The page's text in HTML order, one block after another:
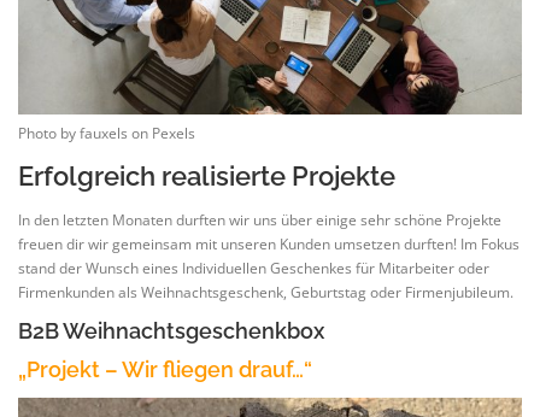
Photo by fauxels on Pexels
Erfolgreich realisierte Projekte
In den letzten Monaten durften wir uns über einige sehr schöne Projekte
freuen dir wir gemeinsam mit unseren Kunden umsetzen durften! Im Fokus
stand der Wunsch eines Individuellen Geschenkes für Mitarbeiter oder
Firmenkunden als Weihnachtsgeschenk, Geburtstag oder Firmenjubileum.
B2B Weihnachtsgeschenkbox
„Projekt – Wir fliegen drauf…“